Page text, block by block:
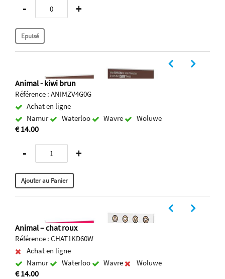
- +
Animal - kiwi brun
Référence : ANIMZV4G0G
Achat en ligne
Namur
Waterloo Wavre Woluwe
€ 14.00
- +
Animal – chat roux
Référence : CHAT1KD60W
Achat en ligne
Namur
Waterloo Wavre Woluwe
€ 14.00